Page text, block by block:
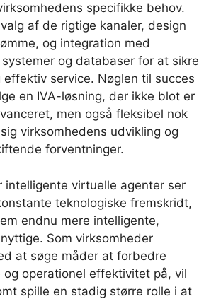
specifikke behov.
af de rigtige kanaler, design
og integration med
og databaser for at sikre
effektiv service. Nøglen til succes
en IVA-løsning, der ikke blot er
men også fleksibel nok
virksomhedens udvikling og
forventninger.
intelligente virtuelle agenter ser
teknologiske fremskridt,
endnu mere intelligente,
Som virksomheder
at søge måder at forbedre
og operationel effektivitet på, vil
spille en stadig større rolle i at